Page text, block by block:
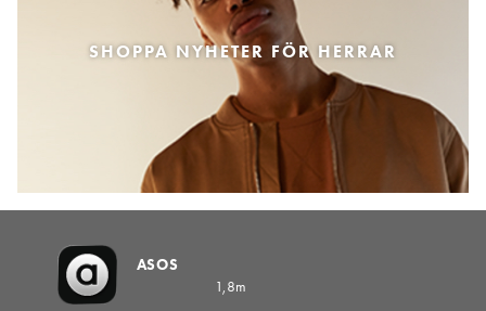
SHOPPA NYHETER FÖR HERRAR
ASOS
1,8m